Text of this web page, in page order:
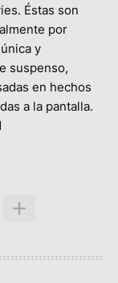
Éstas son
por
y
suspenso,
en hechos
a la pantalla.